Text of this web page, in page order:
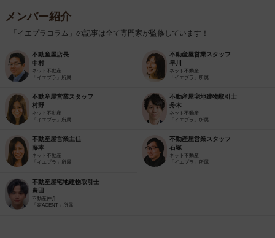
メンバー紹介
「イエプラコラム」の記事は全て専門家が監修しています！
不動産屋店長
中村
ネット不動産
「イエプラ」所属
不動産屋営業スタッフ
早川
ネット不動産
「イエプラ」所属
不動産屋営業スタッフ
村野
ネット不動産
「イエプラ」所属
不動産屋宅地建物取引士
舟木
ネット不動産
「イエプラ」所属
不動産屋営業主任
藤本
ネット不動産
「イエプラ」所属
不動産屋営業スタッフ
石塚
ネット不動産
「イエプラ」所属
不動産屋宅地建物取引士
豊田
不動産仲介
「家AGENT」所属